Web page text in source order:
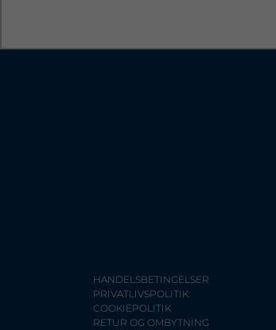
HANDELSBETINGELSER
PRIVATLIVSPOLITIK
COOKIEPOLITIK
RETUR OG OMBYTNING